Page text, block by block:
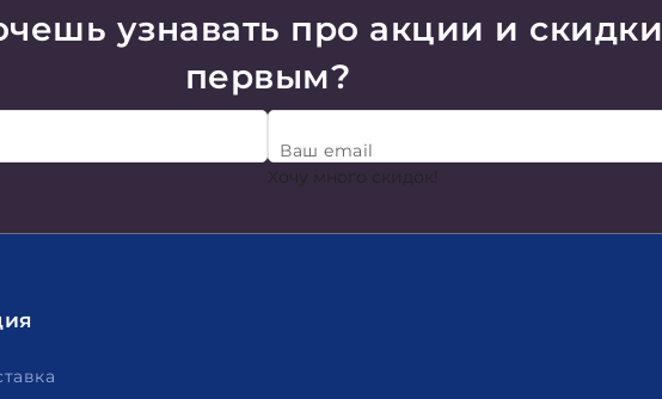
узнавать про акции и скидки
первым?
Ваш email
Хочу много скидок!